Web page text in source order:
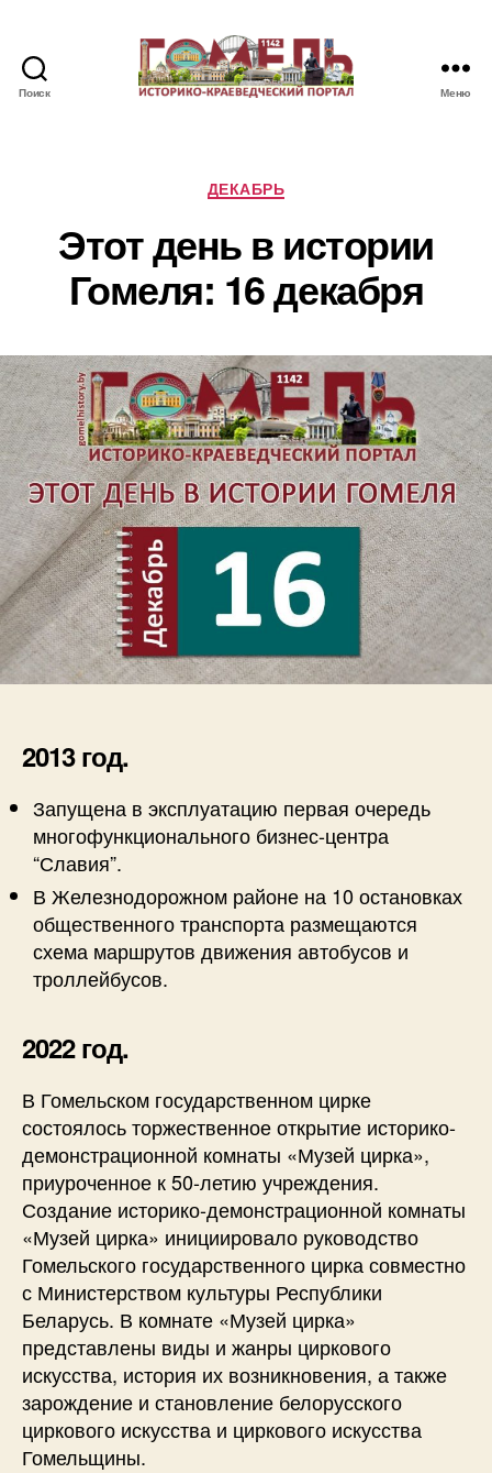
Поиск
даты
Гомеля
Меню
Рубрики
ДЕКАБРЬ
Этот день в истории
Гомеля: 16 декабря
2013 год.
Запущена в эксплуатацию первая очередь
многофункционального бизнес-центра
“Славия”.
В Железнодорожном районе на 10 остановках
общественного транспорта размещаются
схема маршрутов движения автобусов и
троллейбусов.
2022 год.
В Гомельском государственном цирке
состоялось торжественное открытие историко-
демонстрационной комнаты «Музей цирка»,
приуроченное к 50-летию учреждения.
Создание историко-демонстрационной комнаты
«Музей цирка» инициировало руководство
Гомельского государственного цирка совместно
с Министерством культуры Республики
Беларусь. В комнате «Музей цирка»
представлены виды и жанры циркового
искусства, история их возникновения, а также
зарождение и становление белорусского
циркового искусства и циркового искусства
Гомельщины.